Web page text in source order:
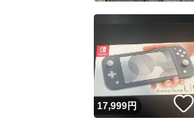
17,999円